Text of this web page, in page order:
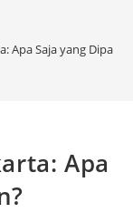
Apa Saja yang
Apa